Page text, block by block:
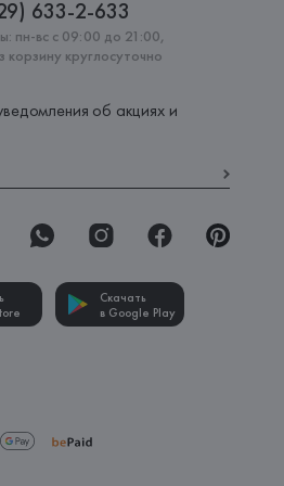
633-2-633
пн-вс с 09:00 до 21:00,
корзину круглосуточно
об акциях и
Скачать
в Google Play